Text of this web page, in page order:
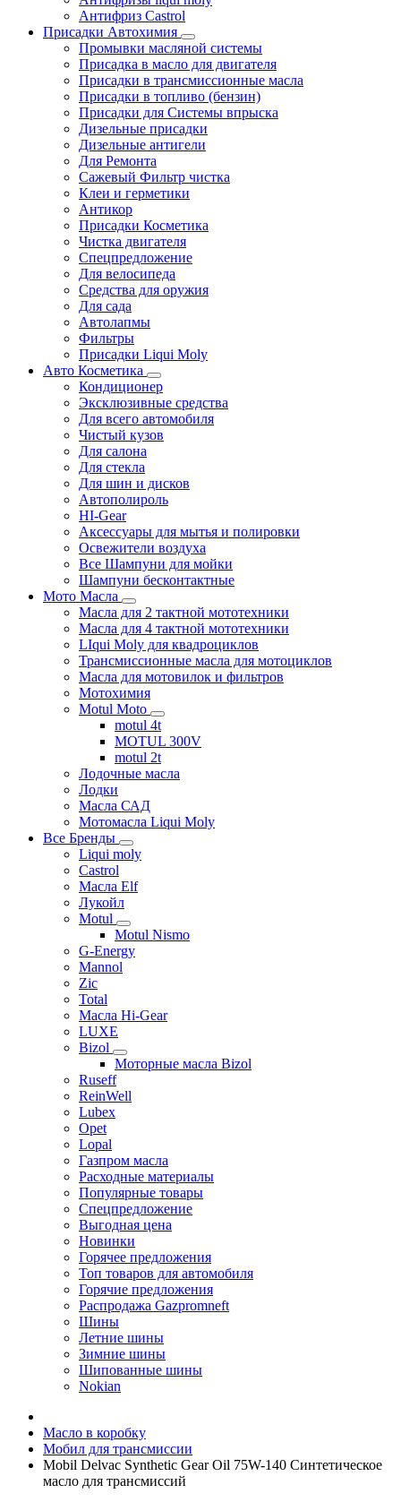
Антифриз Castrol
Присадки Автохимия
Промывки масляной системы
Присадка в масло для двигателя
Присадки в трансмиссионные масла
Присадки в топливо (бензин)
Присадки для Системы впрыска
Дизельные присадки
Дизельные антигели
Для Ремонта
Сажевый Фильтр чистка
Клеи и герметики
Антикор
Присадки Косметика
Чистка двигателя
Спецпредложение
Для велосипеда
Средства для оружия
Для сада
Автолапмы
Фильтры
Присадки Liqui Moly
Авто Косметика
Кондиционер
Эксклюзивные средства
Для всего автомобиля
Чистый кузов
Для салона
Для стекла
Для шин и дисков
Автополироль
HI-Gear
Аксессуары для мытья и полировки
Освежители воздуха
Все Шампуни для мойки
Шампуни бесконтактные
Мото Масла
Масла для 2 тактной мототехники
Масла для 4 тактной мототехники
LIqui Moly для квадроциклов
Трансмиссионные масла для мотоциклов
Масла для мотовилок и фильтров
Мотохимия
Motul Moto
motul 4t
MOTUL 300V
motul 2t
Лодочные масла
Лодки
Масла САД
Мотомасла Liqui Moly
Все Бренды
Liqui moly
Castrol
Масла Elf
Лукойл
Motul
Motul Nismo
G-Energy
Mannol
Zic
Total
Масла Hi-Gear
LUXE
Bizol
Моторные масла Bizol
Ruseff
ReinWell
Lubex
Opet
Lopal
Газпром масла
Расходные материалы
Популярные товары
Спецпредложение
Выгодная цена
Новинки
Горячее предложения
Топ товаров для автомобиля
Горячие предложения
Распродажа Gazpromneft
Шины
Летние шины
Зимние шины
Шипованные шины
Nokian
Масло в коробку
Мобил для трансмиссии
Mobil Delvac Synthetic Gear Oil 75W-140 Синтетическое
масло для трансмиссий